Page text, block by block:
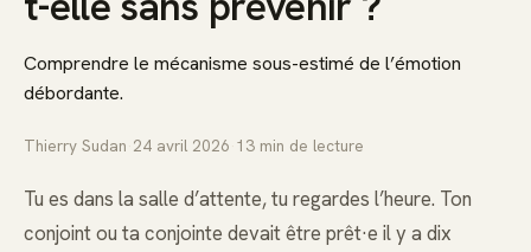
Comprendre le mécanisme sous-estimé de l’émotion
débordante.
Thierry Sudan 24 avril 2026 13 min de lecture
Tu es dans la salle d’attente, tu regardes l’heure. Ton
conjoint ou ta conjointe devait être prêt·e il y a dix